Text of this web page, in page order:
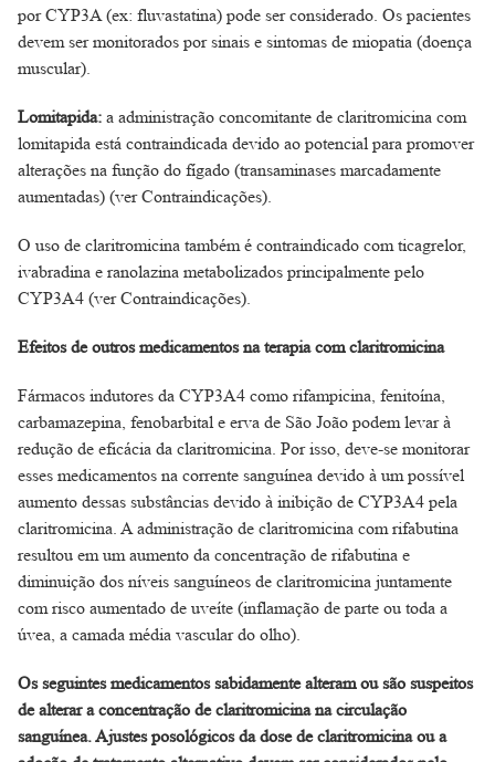
por CYP3A (ex: fluvastatina) pode ser considerado. Os pacientes
devem ser monitorados por sinais e sintomas de miopatia (doença
muscular).
Lomitapida: a administração concomitante de claritromicina com
lomitapida está contraindicada devido ao potencial para promover
alterações na função do fígado (transaminases marcadamente
aumentadas) (ver Contraindicações).
O uso de claritromicina também é contraindicado com ticagrelor,
ivabradina e ranolazina metabolizados principalmente pelo
CYP3A4 (ver Contraindicações).
Efeitos de outros medicamentos na terapia com claritromicina
Fármacos indutores da CYP3A4 como rifampicina, fenitoína,
carbamazepina, fenobarbital e erva de São João podem levar à
redução de eficácia da claritromicina. Por isso, deve-se monitorar
esses medicamentos na corrente sanguínea devido à um possível
aumento dessas substâncias devido à inibição de CYP3A4 pela
claritromicina. A administração de claritromicina com rifabutina
resultou em um aumento da concentração de rifabutina e
diminuição dos níveis sanguíneos de claritromicina juntamente
com risco aumentado de uveíte (inflamação de parte ou toda a
úvea, a camada média vascular do olho).
Os seguintes medicamentos sabidamente alteram ou são suspeitos
de alterar a concentração de claritromicina na circulação
sanguínea. Ajustes posológicos da dose de claritromicina ou a